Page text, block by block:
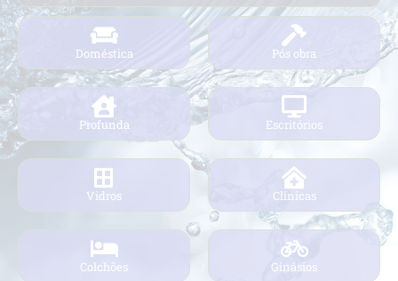
Doméstica
Profunda
Pós obra
Escritórios
Vidros Clínicas
Colchões Ginásios